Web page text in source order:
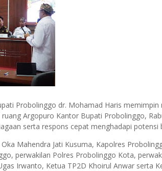
Probolinggo dr. Mohamad Haris
Argopuro Kantor Bupati Probolinggo,
serta respons cepat menghadapi
Mahendra Jati Kusuma, Kapolres
perwakilan Polres Probolinggo Kota,
Irwanto, Ketua TP2D Khoirul Anwar serta